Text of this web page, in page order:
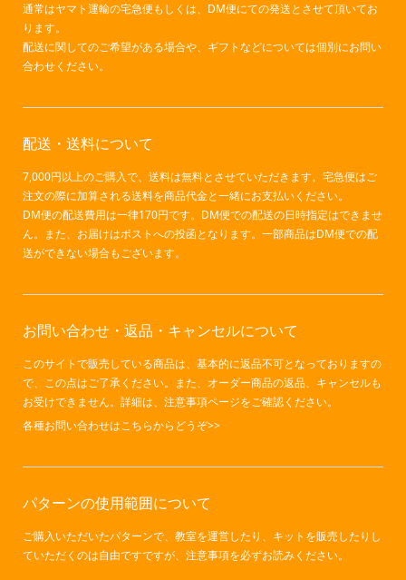
通常はヤマト運輸の宅急便もしくは、DM便にての発送とさせて頂いてお
ります。
配送に関してのご希望がある場合や、ギフトなどについては個別にお問い
合わせください。
配送・送料について
7,000円以上のご購入で、送料は無料とさせていただきます。宅急便はご
注文の際に加算される送料を商品代金と一緒にお支払いください。
DM便の配送費用は一律170円です。DM便での配送の日時指定はできませ
ん。また、お届けはポストへの投函となります。一部商品はDM便での配
送ができない場合もございます。
お問い合わせ・返品・キャンセルについて
このサイトで販売している商品は、基本的に返品不可となっておりますの
で、この点はご了承ください。また、オーダー商品の返品、キャンセルも
お受けできません。詳細は、注意事項ページをご確認ください。
各種お問い合わせはこちらからどうぞ>>
パターンの使用範囲について
ご購入いただいたパターンで、教室を運営したり、キットを販売したりし
ていただくのは自由ですですが、 注意事項を必ずお読みください。